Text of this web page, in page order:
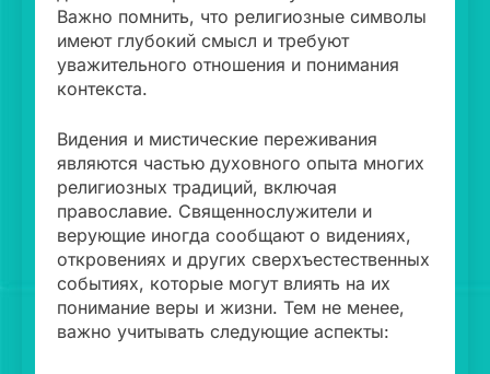
Важно помнить, что религиозные символы
имеют глубокий смысл и требуют
уважительного отношения и понимания
контекста.
Видения и мистические переживания
являются частью духовного опыта многих
религиозных традиций, включая
православие. Священнослужители и
верующие иногда сообщают о видениях,
откровениях и других сверхъестественных
событиях, которые могут влиять на их
понимание веры и жизни. Тем не менее,
важно учитывать следующие аспекты: